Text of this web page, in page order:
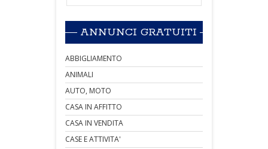
ANNUNCI GRATUITI
ABBIGLIAMENTO
ANIMALI
AUTO, MOTO
CASA IN AFFITTO
CASA IN VENDITA
CASE E ATTIVITA'